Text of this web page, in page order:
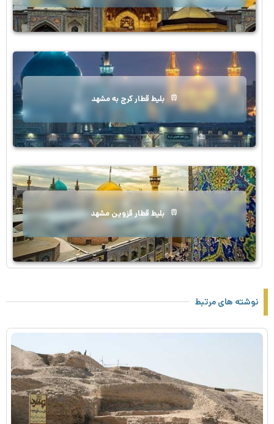
بلیط قطار کرج به مشهد
بلیط قطار قزوین مشهد
نوشته های مرتبط